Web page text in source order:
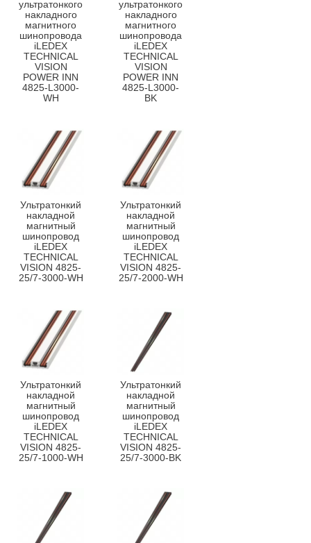
ультратонкого
накладного
магнитного
шинопровода
iLEDEX
TECHNICAL
VISION
POWER INN
4825-L3000-
WH
ультратонкого
накладного
магнитного
шинопровода
iLEDEX
TECHNICAL
VISION
POWER INN
4825-L3000-
BK
Ультратонкий
накладной
магнитный
шинопровод
iLEDEX
TECHNICAL
VISION 4825-
25/7-3000-WH
Ультратонкий
накладной
магнитный
шинопровод
iLEDEX
TECHNICAL
VISION 4825-
25/7-2000-WH
Ультратонкий
накладной
магнитный
шинопровод
iLEDEX
TECHNICAL
VISION 4825-
25/7-1000-WH
Ультратонкий
накладной
магнитный
шинопровод
iLEDEX
TECHNICAL
VISION 4825-
25/7-3000-BK